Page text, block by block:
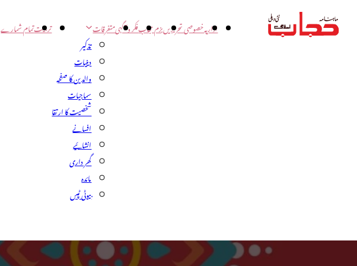
اداریہخصوصی تحریریںبزم حجابفکر و آگہیمتفرقات
تذکیر
دینیات
والدین کا صفحہ
سماجیات
شخصیت کا ارتقا
افسانے
انشائیے
گھر داری
مائدہ
بیوٹی ٹپس
تربیتتمام شمارے